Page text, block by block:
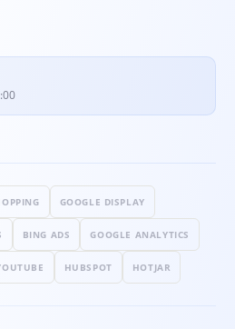
GOOGLE DISPLAY
BING ADS GOOGLE ANALYTICS
HUBSPOT HOTJAR